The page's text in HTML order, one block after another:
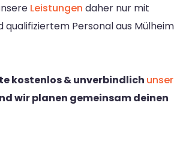
Leistungen daher nur mit
Personal aus Mülheim
kostenlos & unverbindlich unser
wir planen gemeinsam deinen